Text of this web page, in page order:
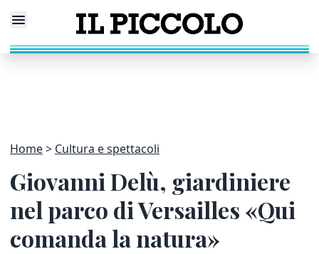
Home Cultura e spettacoli
Giovanni Delù, giardiniere
nel parco di Versailles «Qui
comanda la natura»